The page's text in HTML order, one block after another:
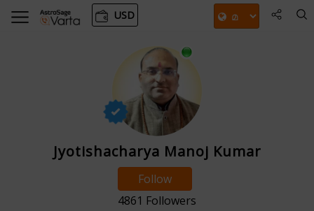
USD
Jyotishacharya Manoj Kumar
Follow
4861 Followers